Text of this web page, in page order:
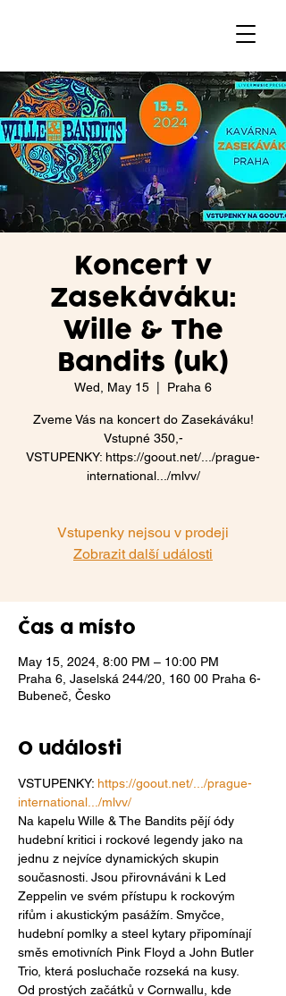
Koncert v
Zasekáváku:
Wille & The
Bandits (uk)
Wed, May 15 Praha 6
Zveme Vás na koncert do Zasekáváku!
Vstupné 350,-
VSTUPENKY: https://goout.net/.../prague-
international.../mlvv/
Vstupenky nejsou v prodeji
Zobrazit další události
Čas a místo
May 15, 2024, 8:00 PM – 10:00 PM
Praha 6, Jaselská 244/20, 160 00 Praha 6-
Bubeneč, Česko
O události
VSTUPENKY: https://goout.net/.../prague-
international.../mlvv/
Na kapelu Wille & The Bandits pějí ódy
hudební kritici i rockové legendy jako na
jednu z nejvíce dynamických skupin
současnosti. Jsou přirovnáváni k Led
Zeppelin ve svém přístupu k rockovým
rifům i akustickým pasážím. Smyčce,
hudební pomlky a steel kytary připomínají
směs emotivních Pink Floyd a John Butler
Trio, která posluchače rozseká na kusy.
Od prostých začátků v Cornwallu, kde